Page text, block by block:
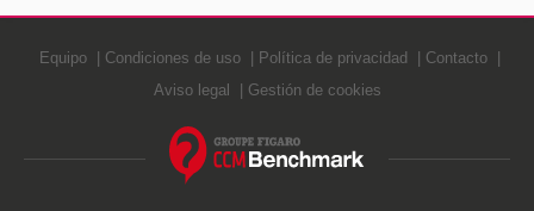
Equipo Condiciones de uso Política de privacidad
Contacto
Aviso legal
Gestión de cookies